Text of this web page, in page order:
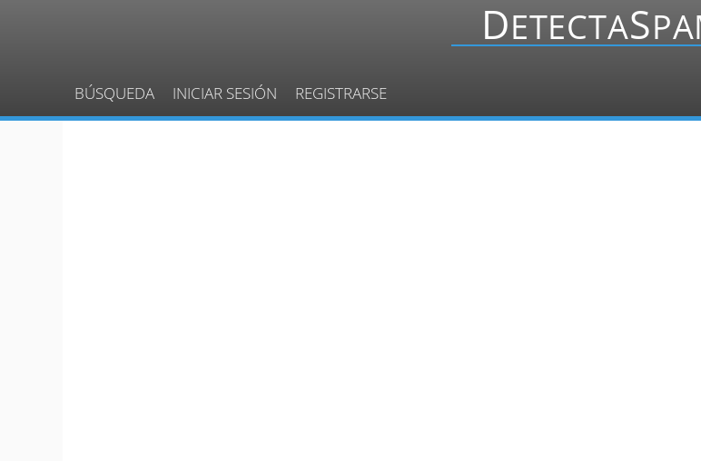
BÚSQUEDA INICIAR SESIÓN REGISTRARSE